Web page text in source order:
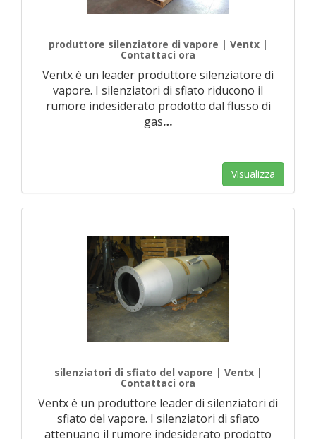
produttore silenziatore di vapore | Ventx |
Contattaci ora
Ventx è un leader produttore silenziatore di
vapore. I silenziatori di sfiato riducono il
rumore indesiderato prodotto dal flusso di
gas…
Visualizza
silenziatori di sfiato del vapore | Ventx |
Contattaci ora
Ventx è un produttore leader di silenziatori di
sfiato del vapore. I silenziatori di sfiato
attenuano il rumore indesiderato prodotto